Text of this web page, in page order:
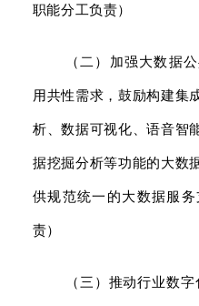
职能分工负责）
（二）加强大数据
用共性需求，鼓励构建集
析、数据可视化、语音智
据挖掘分析等功能的大数
供规范统一的大数据服
责）
（三）推动行业数